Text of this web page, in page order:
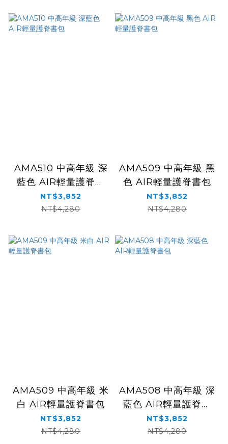
AMA510 中高年級 深
藍色 AIR輕量護脊書
包
NT$3,852
NT$4,280
AMA509 中高年級 黑
色 AIR輕量護脊書包
NT$3,852
NT$4,280
AMA509 中高年級 米
白 AIR輕量護脊書包
NT$3,852
NT$4,280
AMA508 中高年級 深
藍色 AIR輕量護脊書
包
NT$3,852
NT$4,280